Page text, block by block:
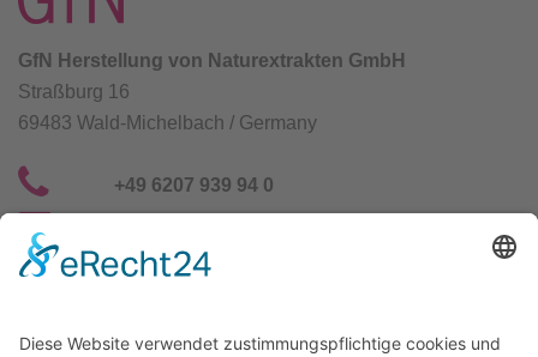
GfN Herstellung von Naturextrakten GmbH
Straßburg 16
69483 Wald-Michelbach / Germany
+49 6207 939 94 0